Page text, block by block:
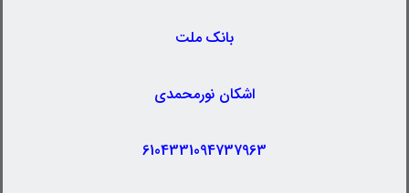
بانک ملت
اشکان نورمحمدی
6104331094737963